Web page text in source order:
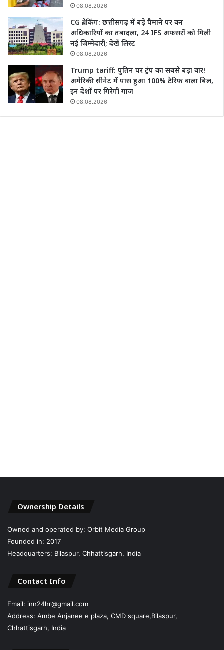
08.08.2026
CG ब्रेकिंग: छत्तीसगढ़ में बड़े पैमाने पर वन
अधिकारियों का तबादला, 24 IFS अफसरों को मिली
नई जिम्मेदारी; देखें लिस्ट
08.08.2026
Trump tariff: पुतिन पर ट्रंप का सबसे बड़ा वार!
अमेरिकी सीनेट में पास हुआ 100% टैरिफ वाला बिल,
इन देशों पर गिरेगी गाज
08.08.2026
Ownership Details
Owned and operated by: Orbit Media Group
Founded in: 2017
Headquarters: Bilaspur, Chhattisgarh, India
Contact Info
Email: inn24hr@gmail.com
Address: Ambe Anjanee e plaza, CMD square,Bilaspur,
Chhattisgarh, India